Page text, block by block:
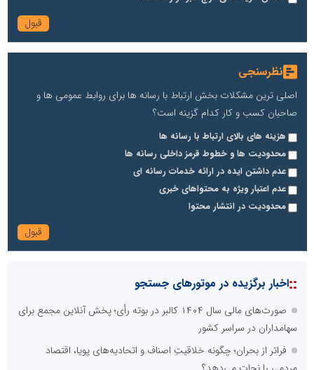
نظرسنجی
اصلی ترین مشکلات بخش ارتباط با رسانه ها برای روابط عمومی ها و
صاحبان کسب و کار کدام گزینه است؟
هزینه های بالای ارتباط با رسانه ها
محدودیت ها و خطوط قرمز داخلی رسانه ها
عدم داشتن ایده در ارائه خدمات رسانه ای
عدم اعتبار ویژه به محتواهای خبری
محدودیت در انتشار محتوا
::اخبار برگزیده در موتورهای جستجو
صورت‌های مالی سال ۱۴۰۴ کالبر در بوته رأی؛ پخش آنلاین مجمع برای
سهامداران در سراسر کشور
فراتر از بحران؛ چگونه خلاقیتِ اصناف و اتحادیه‌های پویا، اقتصاد